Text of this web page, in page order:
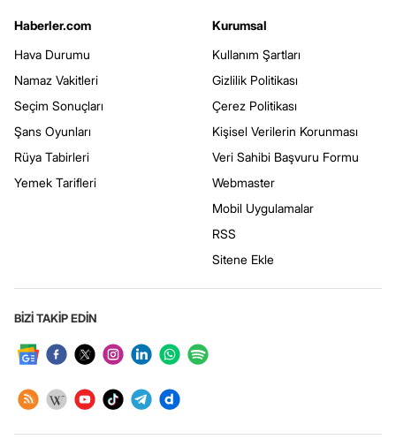
Haberler.com
Hava Durumu
Namaz Vakitleri
Seçim Sonuçları
Şans Oyunları
Rüya Tabirleri
Yemek Tarifleri
Kurumsal
Kullanım Şartları
Gizlilik Politikası
Çerez Politikası
Kişisel Verilerin Korunması
Veri Sahibi Başvuru Formu
Webmaster
Mobil Uygulamalar
RSS
Sitene Ekle
BİZİ TAKİP EDİN